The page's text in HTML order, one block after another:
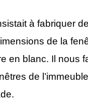
à fabriquer
de la
en blanc. Il nous
de